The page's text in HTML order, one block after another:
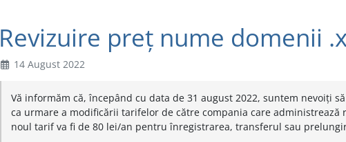
Revizuire preț nume domenii
14 August 2022
Vă informăm că, începând cu data de 31 august 2022, suntem nevoiți
ca urmare a modificării tarifelor de către compania care
noul tarif va fi de 80 lei/an pentru înregistrarea, transferul sau